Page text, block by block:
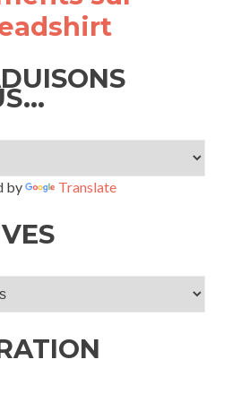
by Translate